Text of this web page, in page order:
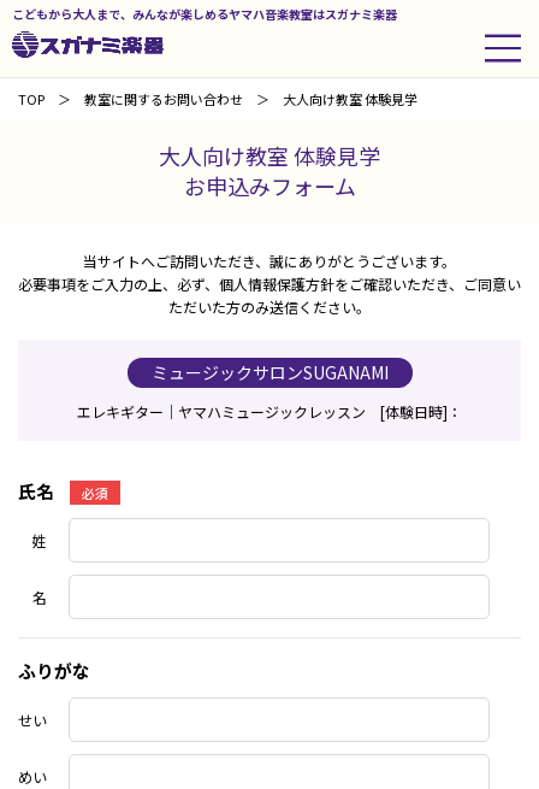
こどもから大人まで、みんなが楽しめるヤマハ音楽教室はスガナミ楽器
TOP 教室に関するお問い合わせ 大人向け教室 体験見学
大人向け教室 体験見学
お申込みフォーム
当サイトへご訪問いただき、誠にありがとうございます。
必要事項をご入力の上、必ず、個人情報保護方針をご確認いただき、ご同意い
ただいた方のみ送信ください。
ミュージックサロンSUGANAMI
エレキギター｜ヤマハミュージックレッスン [体験日時]：
氏名 必須
姓
名
ふりがな
せい
めい